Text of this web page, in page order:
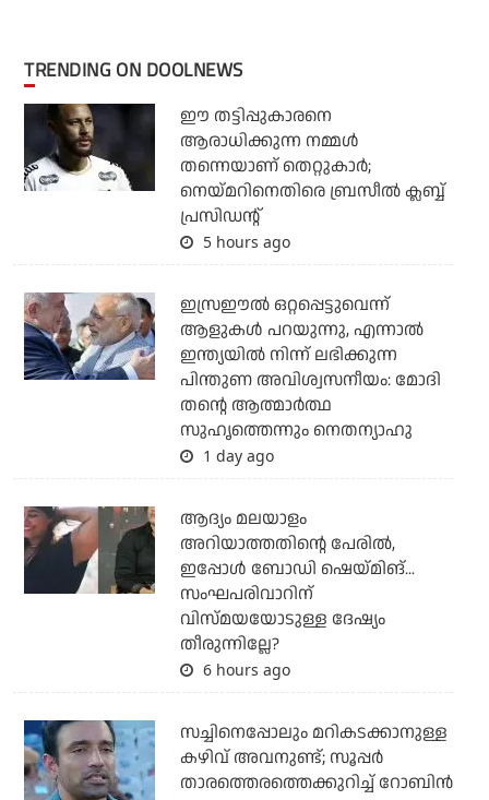
TRENDING ON DOOLNEWS
ഈ തട്ടിപ്പുകാരനെ
ആരാധിക്കുന്ന നമ്മള്‍
തന്നെയാണ് തെറ്റുകാര്‍;
നെയ്മറിനെതിരെ ബ്രസീല്‍ ക്ലബ്ബ്
പ്രസിഡന്റ്
5 hours ago
ഇസ്രഈല്‍ ഒറ്റപ്പെട്ടുവെന്ന്
ആളുകള്‍ പറയുന്നു, എന്നാല്‍
ഇന്ത്യയില്‍ നിന്ന് ലഭിക്കുന്ന
പിന്തുണ അവിശ്വസനീയം: മോദി
തന്റെ ആത്മാര്‍ത്ഥ
സുഹൃത്തെന്നും നെതന്യാഹു
1 day ago
ആദ്യം മലയാളം
അറിയാത്തതിന്റെ പേരില്‍,
ഇപ്പോള്‍ ബോഡി ഷെയ്മിങ്...
സംഘപരിവാറിന്
വിസ്മയയോടുള്ള ദേഷ്യം
തീരുന്നില്ലേ?
6 hours ago
സച്ചിനെപ്പോലും മറികടക്കാനുള്ള
കഴിവ് അവനുണ്ട്; സൂപ്പര്‍
താരത്തെരത്തെക്കുറിച്ച് റോബിന്‍